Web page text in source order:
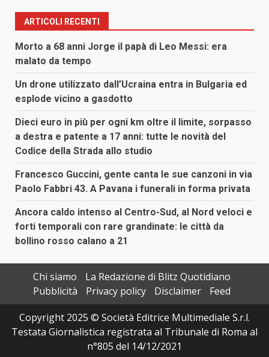
ARTICOLI RECENTI
Morto a 68 anni Jorge il papà di Leo Messi: era
malato da tempo
Un drone utilizzato dall’Ucraina entra in Bulgaria ed
esplode vicino a gasdotto
Dieci euro in più per ogni km oltre il limite, sorpasso
a destra e patente a 17 anni: tutte le novità del
Codice della Strada allo studio
Francesco Guccini, gente canta le sue canzoni in via
Paolo Fabbri 43. A Pavana i funerali in forma privata
Ancora caldo intenso al Centro-Sud, al Nord veloci e
forti temporali con rare grandinate: le città da
bollino rosso calano a 21
Chi siamo
La Redazione di Blitz Quotidiano
Pubblicità
Privacy policy Disclaimer
Feed
Copyright 2025 © Società Editrice Multimediale S.r.l.
Testata Giornalistica registrata al Tribunale di Roma al
n°805 del 14/12/2021